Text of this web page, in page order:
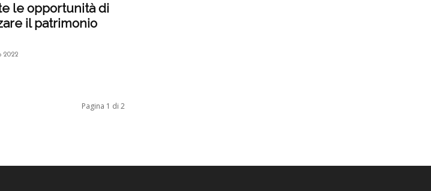
le opportunità di
il patrimonio
2022
Pagina 1 di 2